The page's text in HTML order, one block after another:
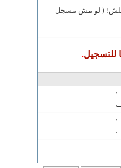
( لو مش مسجل
للتسجيل.